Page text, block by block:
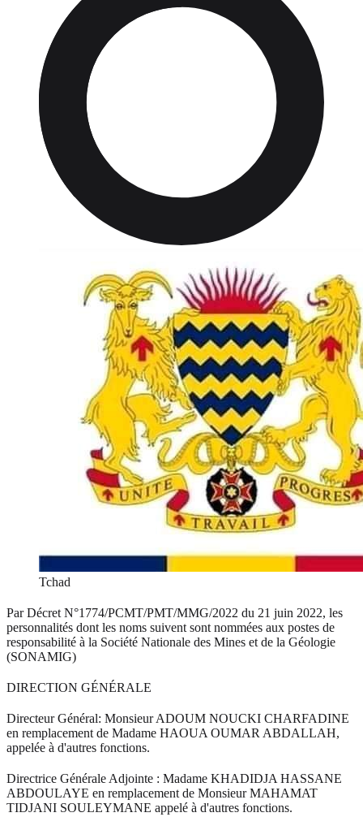
Tchad
Par Décret N°1774/PCMT/PMT/MMG/2022 du 21 juin 2022, les
personnalités dont les noms suivent sont nommées aux postes de
responsabilité à la Société Nationale des Mines et de la Géologie
(SONAMIG)
DIRECTION GÉNÉRALE
Directeur Général: Monsieur ADOUM NOUCKI CHARFADINE
en remplacement de Madame HAOUA OUMAR ABDALLAH,
appelée à d'autres fonctions.
Directrice Générale Adjointe : Madame KHADIDJA HASSANE
ABDOULAYE en remplacement de Monsieur MAHAMAT
TIDJANI SOULEYMANE appelé à d'autres fonctions.